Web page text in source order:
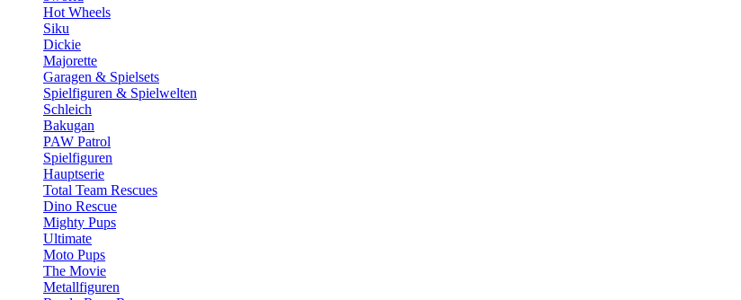
Hot Wheels
Siku
Dickie
Majorette
Garagen & Spielsets
Spielfiguren & Spielwelten
Schleich
Bakugan
PAW Patrol
Spielfiguren
Hauptserie
Total Team Rescues
Dino Rescue
Mighty Pups
Ultimate
Moto Pups
The Movie
Metallfiguren